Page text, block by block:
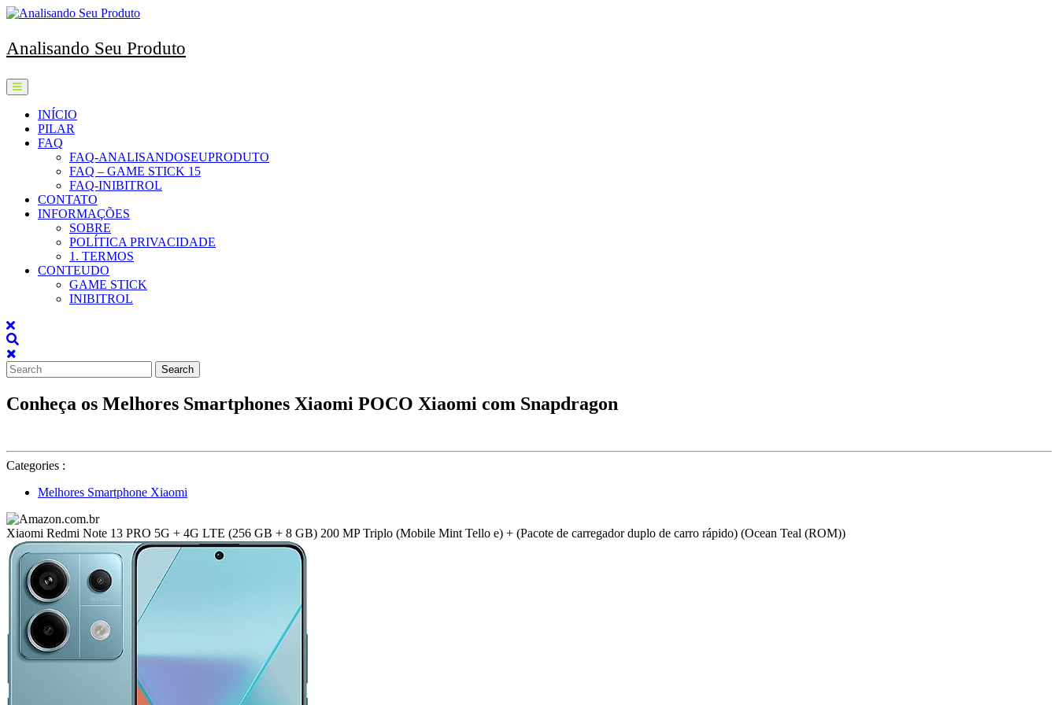
Skip
content
Analisando Seu Produto
Open
Menu
INÍCIO
PILAR
FAQ
FAQ-ANALISANDOSEUPRODUTO
FAQ – GAME STICK 15
FAQ-INIBITROL
CONTATO
INFORMAÇÕES
SOBRE
POLÍTICA PRIVACIDADE
1. TERMOS
CONTEUDO
GAME STICK
INIBITROL
Close
Menu
Search
for:
Conheça os Melhores Smartphones Xiaomi POCO Xiaomi com Snapdragon
Categories :
Melhores Smartphone Xiaomi
Xiaomi Redmi Note 13 PRO 5G + 4G LTE (256 GB + 8 GB) 200 MP Triplo (Mobile Mint Tello e) + (Pacote de carregador duplo de carro rápido) (Ocean Teal (ROM))